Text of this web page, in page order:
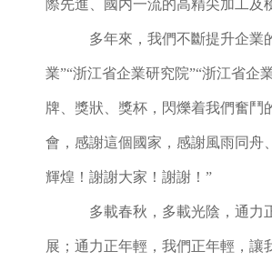
際先進、國内一流的高精尖加工
多年來，我們不斷提升企業
業”“浙江省企業研究院”“浙江省企
牌、獎狀、獎杯，閃爍着我們奮
會，感謝這個國家，感謝風雨同舟
輝煌！謝謝大家！謝謝！”
多載春秋，多載光陰，通力
展；通力正年輕，我們正年輕，